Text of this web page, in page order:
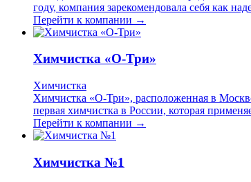
году, компания зарекомендовала себя как
Перейти к компании →
Химчистка «О-Три»
Химчистка
Химчистка «О-Три», расположенная в
первая химчистка в России, которая
Перейти к компании →
Химчистка №1